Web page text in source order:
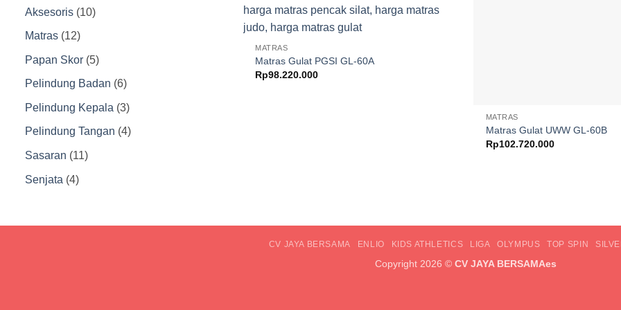
Aksesoris 1010
Matras 1212
Papan Skor 55
Produk
Pelindung Badan 66
Pelindung Kepala 33
Produk
Pelindung Tangan 44
Sasaran 1111
Senjata 44
MATRAS
Matras Gulat PGSI GL-60A
Rp98.220.000
MATRAS
Matras Gulat UWW GL-60B
Rp102.720.000
CV JAYA BERSAMA ENLIO KIDS ATHLETICS LIGA OLYMPUS TOP SPIN
Copyright 2026 © CV JAYA BERSAMAes